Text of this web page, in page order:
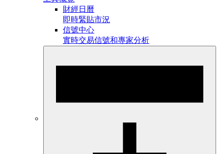
財經日曆
即時緊貼市況
信號中心
實時交易信號和專家分析